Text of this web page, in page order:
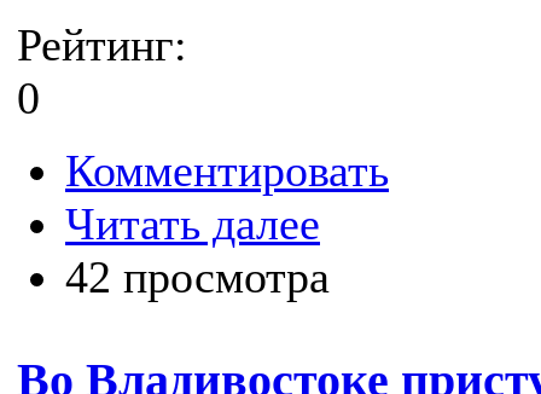
Рейтинг:
0
Комментировать
Читать далее
42 просмотра
Во Владивостоке